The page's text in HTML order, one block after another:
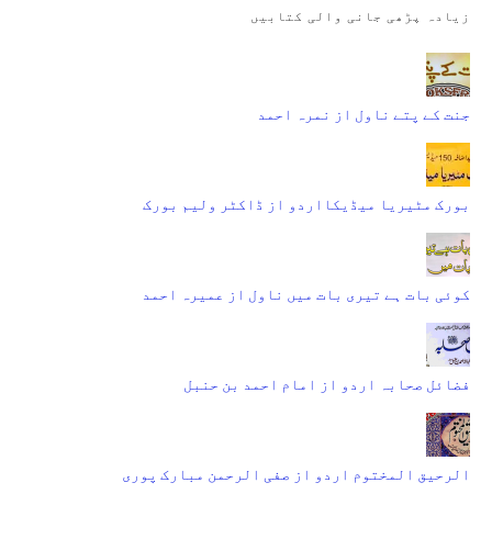
زیادہ پڑھی جانی والی کتابیں
جنت کے پتے ناول از نمرہ احمد
بورک مٹیریا میڈیکااردو از ڈاکٹر ولیم بورک
کوئی بات ہے تیری بات میں ناول از عمیرہ احمد
فضائل صحابہ اردو از امام احمد بن حنبل
الرحیق المختوم اردو از صفی الرحمن مبارک پوری